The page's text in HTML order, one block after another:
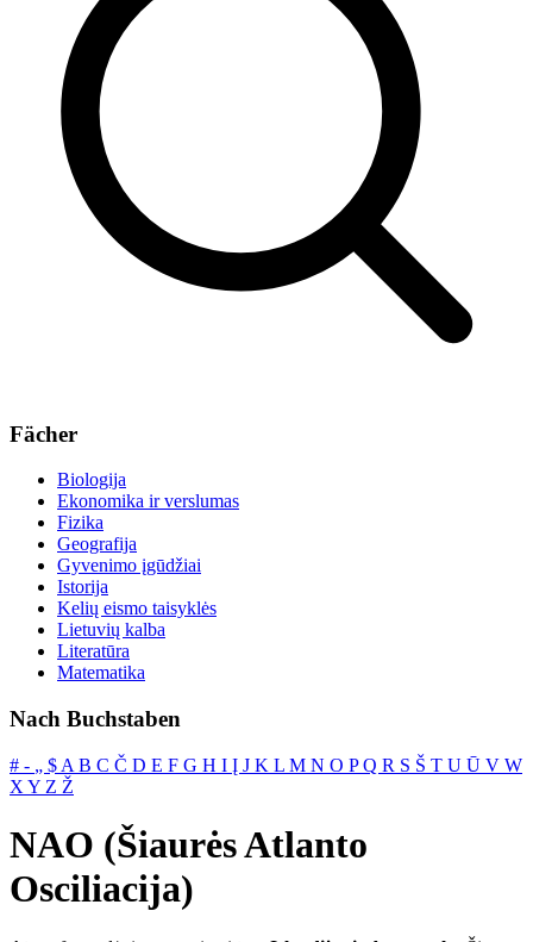
Fächer
Biologija
Ekonomika ir verslumas
Fizika
Geografija
Gyvenimo įgūdžiai
Istorija
Kelių eismo taisyklės
Lietuvių kalba
Literatūra
Matematika
Nach Buchstaben
# ‐ „ $ A B C Č D E F G H I Į J K L M N O PQ R S Š T U Ū V W
X Y Z Ž
NAO (Šiaurės Atlanto
Osciliacija)